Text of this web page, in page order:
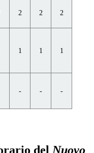
2 2 2
1 1 1
- - -
del Nuovo